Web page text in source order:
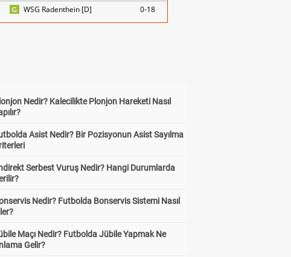
WSG Radenthein [D] 0-18
Nedir? Kalecilikte Plonjon Hareketi Nasıl
Asist Nedir? Bir Pozisyonun Asist Sayılma
Serbest Vuruş Nedir? Hangi Durumlarda
Nedir? Futbolda Bonservis Sistemi Nasıl
Maçı Nedir? Futbolda Jübile Yapmak Ne
Gelir?